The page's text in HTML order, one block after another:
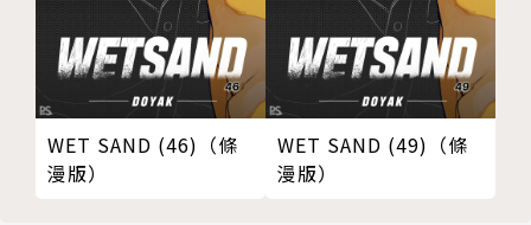
WET SAND (46)（條
漫版）
WET SAND (49)（條
漫版）